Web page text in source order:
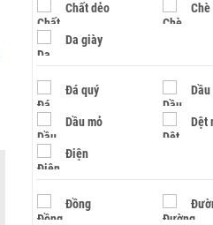
Chất dẻo Chè
Da giày
Đá quý
Dầu mỏ Dệt
Điện
Đồng